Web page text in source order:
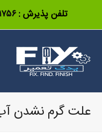
تلفن پذیرش :
علت گرم نشدن